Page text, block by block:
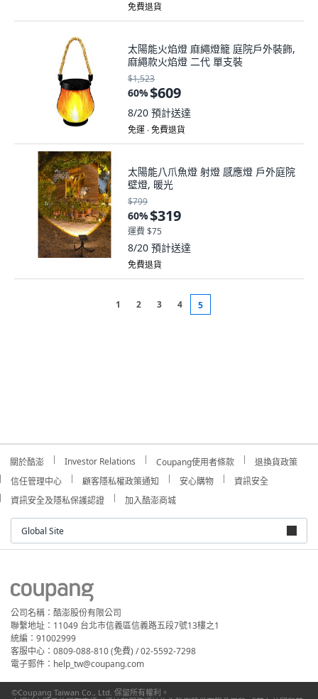
免費退貨
太陽能火焰燈 麻繩燈籠 庭院戶外裝飾,
麻繩款火焰燈 二代 單支裝
$1,523
60%$609
8/20 預計送達
免運 ∙ 免費退貨
太陽能八爪魚燈 射燈 感應燈 戶外庭院
壁燈, 暖光
$799
60%$319
運費 $75
8/20 預計送達
免費退貨
1 2 3 4 5
關於酷澎 Investor Relations Coupang使用者條款
退換貨政策
信任管理中心
顧客隱私權政策通知 安心購物
資訊安全
資訊安全及隱私保護認證
加入酷澎商城
Global Site
公司名稱：酷澎股份有限公司
聯繫地址：11049 台北市信義區信義路五段7號13樓之1
統編：91002999
客服中心：0809-088-810 (免費) / 02-5592-7298
電子郵件：help_tw@coupang.com
©Coupang Taiwan Co., Ltd. 保留所有權利。